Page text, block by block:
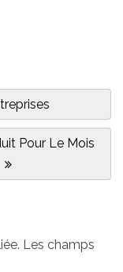
Pour Le Mois
Les champs